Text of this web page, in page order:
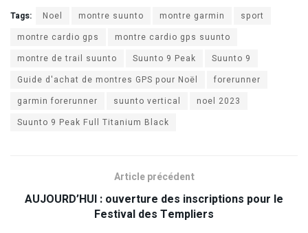
Tags: Noel montre suunto montre garmin
sport
montre cardio gps
montre cardio gps suunto
montre de trail suunto
Suunto 9 Peak
Suunto 9
Guide d'achat de montres GPS pour Noël
forerunner
garmin forerunner
suunto vertical
noel 2023
Suunto 9 Peak Full Titanium Black
Article précédent
AUJOURD’HUI : ouverture des inscriptions pour le
Festival des Templiers